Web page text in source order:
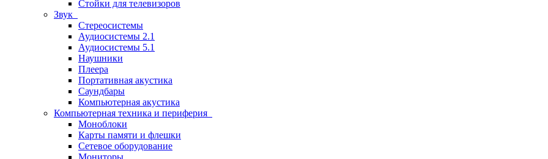
Стойки для телевизоров
Звук
Стереосистемы
Аудиосистемы 2.1
Аудиосистемы 5.1
Наушники
Плеера
Портативная акустика
Саундбары
Компьютерная акустика
Компьютерная техника и периферия
Моноблоки
Карты памяти и флешки
Сетевое оборудование
Мониторы